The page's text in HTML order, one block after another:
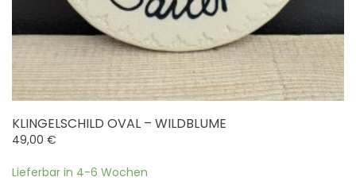
KLINGELSCHILD OVAL – WILDBLUME
49,00 €
Lieferbar in 4-6 Wochen